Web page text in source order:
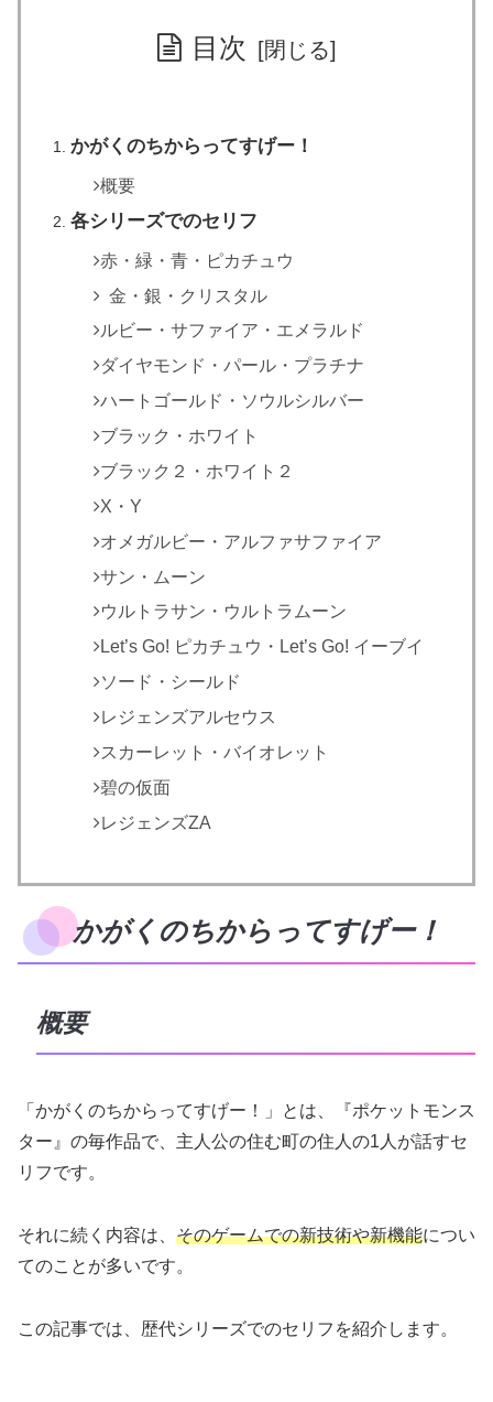
目次
かがくのちからってすげー！
概要
各シリーズでのセリフ
赤・緑・青・ピカチュウ
金・銀・クリスタル
ルビー・サファイア・エメラルド
ダイヤモンド・パール・プラチナ
ハートゴールド・ソウルシルバー
ブラック・ホワイト
ブラック２・ホワイト２
X・Y
オメガルビー・アルファサファイア
サン・ムーン
ウルトラサン・ウルトラムーン
Let’s Go! ピカチュウ・Let’s Go! イーブイ
ソード・シールド
レジェンズアルセウス
スカーレット・バイオレット
碧の仮面
レジェンズZA
かがくのちからってすげー！
概要
「かがくのちからってすげー！」とは、『ポケットモンス
ター』の毎作品で、主人公の住む町の住人の1人が話すセ
リフです。
それに続く内容は、 そのゲームでの新技術や新機能につい
てのことが多いです。
この記事では、歴代シリーズでのセリフを紹介します。